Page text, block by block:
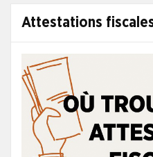
Attestations